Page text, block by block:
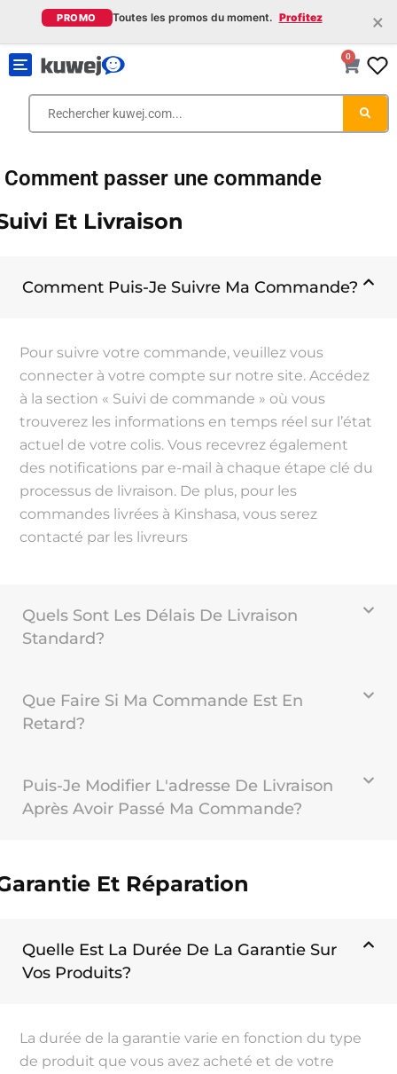
×
PROMO Toutes les promos du moment. Profitez
Toggle
navigation
0
Comment passer une commande
Et Livraison
Comment Puis-Je Suivre Ma Commande?
Pour suivre votre commande, veuillez vous
connecter à votre compte sur notre site. Accédez
à la section « Suivi de commande » où vous
trouverez les informations en temps réel sur l’état
actuel de votre colis. Vous recevrez également
des notifications par e-mail à chaque étape clé du
processus de livraison. De plus, pour les
commandes livrées à Kinshasa, vous serez
contacté par les livreurs
Quels Sont Les Délais De Livraison
Standard?
Que Faire Si Ma Commande Est En
Retard?
Puis-Je Modifier L'adresse De Livraison
Après Avoir Passé Ma Commande?
Et Réparation
Quelle Est La Durée De La Garantie Sur
Vos Produits?
La durée de la garantie varie en fonction du type
de produit que vous avez acheté et de votre